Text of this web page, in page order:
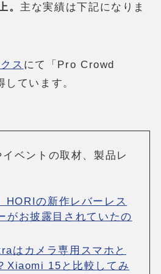
。 主な実績は下記になりま
ス にて「Pro Crowd
ています。
ベントの取材、製品レ
HORIの新作レバーレス
がお披露目されていたの
はカメラ専用スマホと
Xiaomi 15と比較してみ